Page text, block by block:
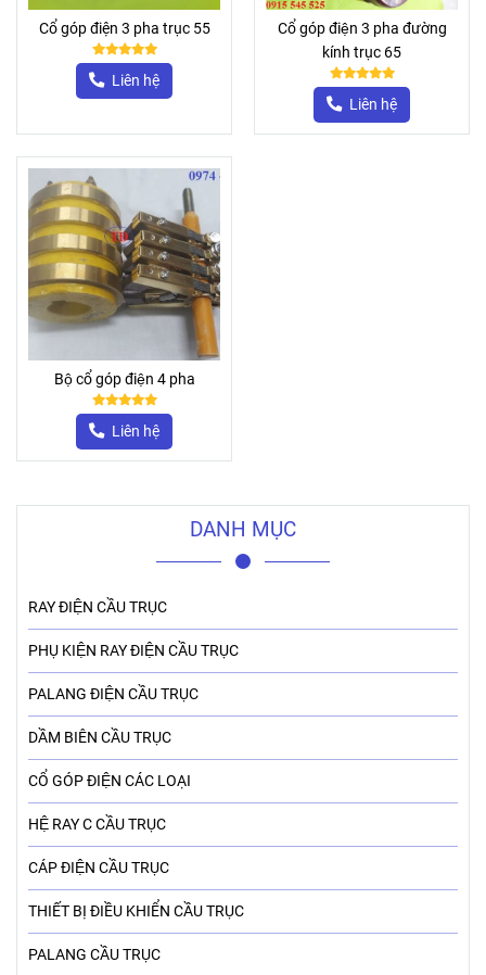
Cổ góp điện 3 pha trục 55
Liên hệ
Cổ góp điện 3 pha đường
kính trục 65
Liên hệ
Bộ cổ góp điện 4 pha
Liên hệ
DANH MỤC
RAY ĐIỆN CẦU TRỤC
PHỤ KIỆN RAY ĐIỆN CẦU TRỤC
PALANG ĐIỆN CẦU TRỤC
DẦM BIÊN CẦU TRỤC
CỔ GÓP ĐIỆN CÁC LOẠI
HỆ RAY C CẦU TRỤC
CÁP ĐIỆN CẦU TRỤC
THIẾT BỊ ĐIỀU KHIỂN CẦU TRỤC
PALANG CẦU TRỤC